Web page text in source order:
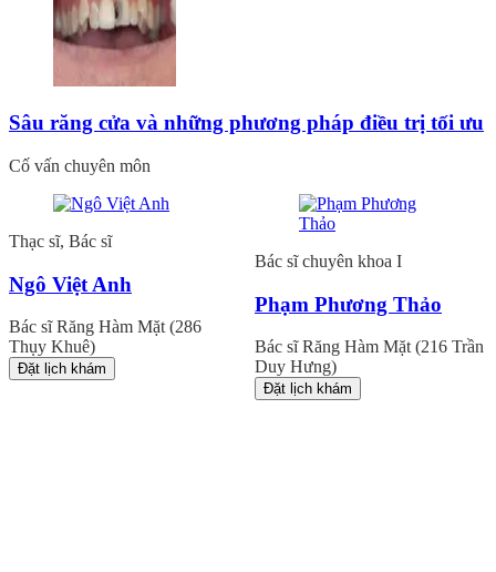
Sâu răng cửa và những phương pháp điều trị tối ưu
Cố vấn chuyên môn
Thạc sĩ, Bác sĩ
Ngô Việt Anh
Bác sĩ Răng Hàm Mặt (286
Thụy Khuê)
Đặt lịch khám
Bác sĩ chuyên khoa I
Phạm Phương Thảo
Bác sĩ Răng Hàm Mặt (216 Trần
Duy Hưng)
Đặt lịch khám